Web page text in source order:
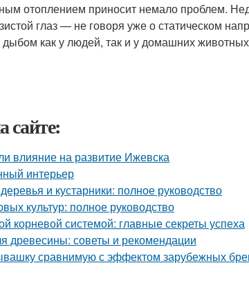
отоплением приносит немало проблем.
глаз — не говоря уже о статическом
как у людей, так и у домашних
сайте:
влияние на развитие Ижевска
интерьер
и кустарники: полное руководство
культур: полное руководство
корневой системой: главные секреты успеха
древесины: советы и рекомендации
сравнимую с эффектом зарубежных